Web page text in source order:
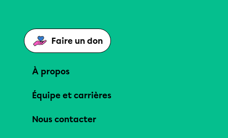
Faire un don
À propos
Équipe et carrières
Nous contacter